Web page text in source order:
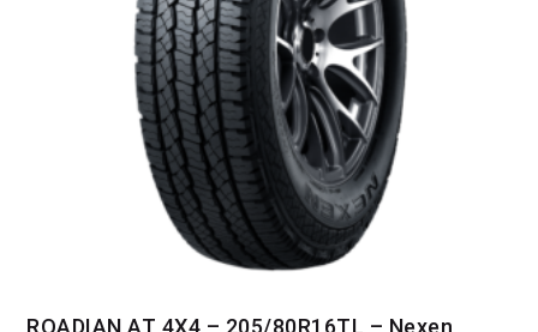
ROADIAN AT 4X4 – 205/80R16TL – Nexen